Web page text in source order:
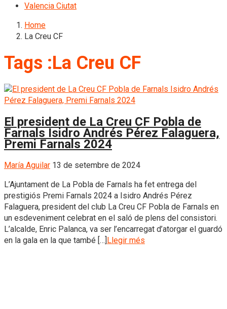
Valencia Ciutat
Home
La Creu CF
Tags :La Creu CF
El president de La Creu CF Pobla de
Farnals Isidro Andrés Pérez Falaguera,
Premi Farnals 2024
María Aguilar 13 de setembre de 2024
L’Ajuntament de La Pobla de Farnals ha fet entrega del
prestigiós Premi Farnals 2024 a Isidro Andrés Pérez
Falaguera, president del club La Creu CF Pobla de Farnals en
un esdeveniment celebrat en el saló de plens del consistori.
L’alcalde, Enric Palanca, va ser l’encarregat d’atorgar el guardó
en la gala en la que també […]Llegir més